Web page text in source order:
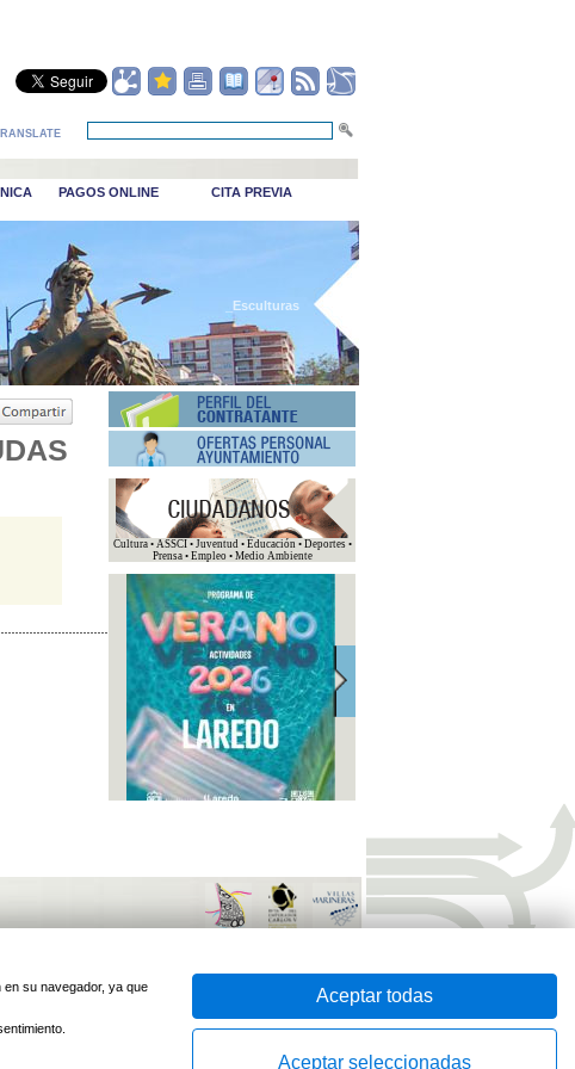
PAGOS ONLINE CITA PREVIA
_Esculturas
Cultura • ASSCI • Juventud • Educación • Deportes •
Prensa • Empleo • Medio Ambiente
Desarrollado por
su navegador, ya que
Aceptar todas
Aceptar seleccionadas